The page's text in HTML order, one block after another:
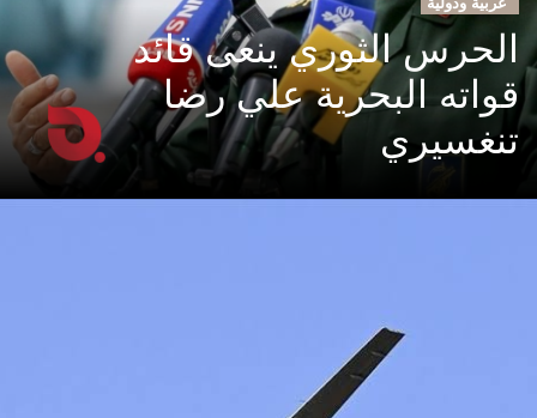
الحرس الثوري ينعى قائد
قواته البحرية علي رضا
تنغسيري